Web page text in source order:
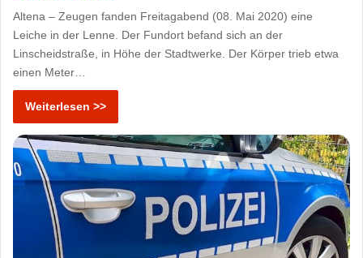
Altena – Zeugen fanden Freitagabend (08. Mai 2020) eine
Leiche in der Lenne. Der Fundort befand sich an der
Linscheidstraße, in Höhe der Stadtwerke. Der Körper trieb etwa
einen Meter…
Weiterlesen >>